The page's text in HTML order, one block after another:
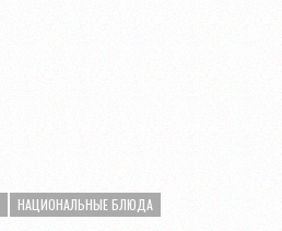
НАЦИОНАЛЬНЫЕ БЛЮДА